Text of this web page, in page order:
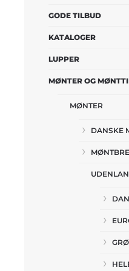
GODE TILBUD
KATALOGER
LUPPER
MØNTER OG
MØNTER
DANSKE